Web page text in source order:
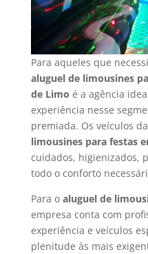
Para aqueles que
aluguel de limousines
de Limo é a agência
experiência nesse
premiada. Os veículos da
limousines para festas
cuidados, higienizados,
todo o conforto
Para o aluguel de
empresa conta com
experiência e veículos
plenitude às mais